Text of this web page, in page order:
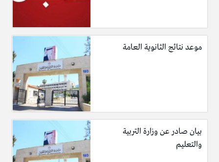
موعد نتائج الثانوية العامة
بيان صادر عن وزارة التربية
والتعليم